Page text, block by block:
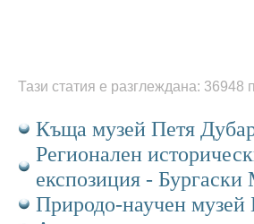
Тази статия е разглеждана: 36948
Къща музей Петя
Регионален
експозиция - Бургаски
Природо-научен музей